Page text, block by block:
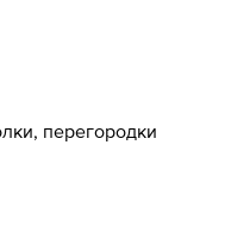
перегородки